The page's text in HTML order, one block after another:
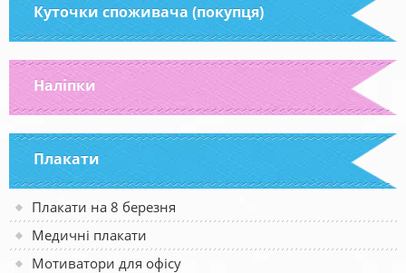
Куточки споживача (покупця)
Наліпки
Плакати
Плакати на 8 березня
Медичні плакати
Мотиватори для офісу